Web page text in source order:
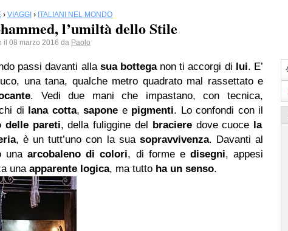
› VIAGGI › ITALIANI NEL MONDO
l’umiltà dello Stile
il 08 marzo 2016 da Paolo
passi davanti alla sua botteganon ti accorgi di lui. E’
una tana, qualche metro quadrato mal rassettato e
. Vedi due mani che impastano, con tecnica,
di lana cotta, sapone e pigmenti. Lo confondi con il
delle pareti, della fuliggine del bracieredove cuoce la
, è un tutt’uno con la sua sopravvivenza. Davanti al
unaarcobaleno di colori, di forme e disegni, appesi
una apparente logica, ma tutto ha un senso.